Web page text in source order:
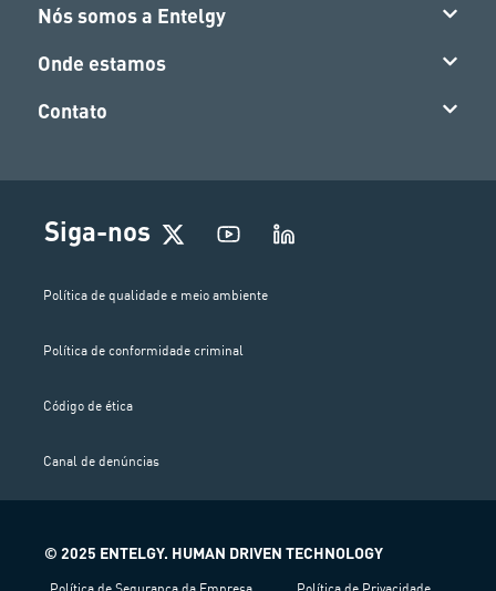
Nós somos a Entelgy
Onde estamos
Contato
Siga-nos
Política de qualidade e meio ambiente
Política de conformidade criminal
Código de ética
Canal de denúncias
© 2025 ENTELGY. HUMAN DRIVEN TECHNOLOGY